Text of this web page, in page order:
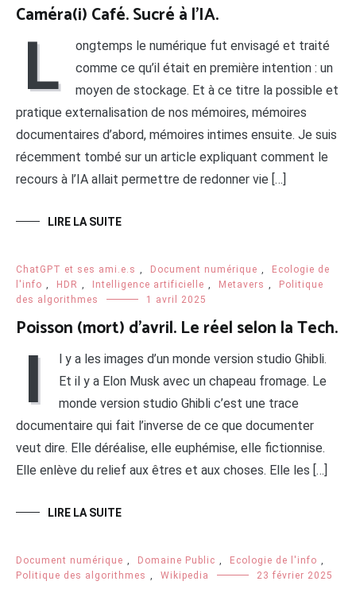
Caméra(i) Café. Sucré à l’IA.
L
ongtemps le numérique fut envisagé et traité
comme ce qu’il était en première intention : un
moyen de stockage. Et à ce titre la possible et
pratique externalisation de nos mémoires, mémoires
documentaires d’abord, mémoires intimes ensuite. Je suis
récemment tombé sur un article expliquant comment le
recours à l’IA allait permettre de redonner vie […]
LIRE LA SUITE
ChatGPT et ses ami.e.s Document numérique
Ecologie de
l'info
HDR Intelligence artificielle Metavers
Politique
des algorithmes
1 avril 2025
Poisson (mort) d’avril. Le réel selon la Tech.
I
l y a les images d’un monde version studio Ghibli.
Et il y a Elon Musk avec un chapeau fromage. Le
monde version studio Ghibli c’est une trace
documentaire qui fait l’inverse de ce que documenter
veut dire. Elle déréalise, elle euphémise, elle fictionnise.
Elle enlève du relief aux êtres et aux choses. Elle les […]
LIRE LA SUITE
Document numérique Domaine Public Ecologie de l'info
Politique des algorithmes
Wikipedia 23 février 2025